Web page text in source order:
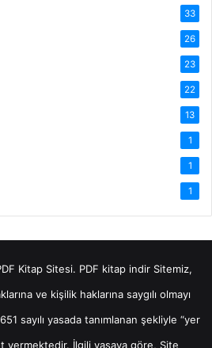
33
26
23
22
13
1
1
1
Kitap Sitesi. PDF kitap indirSitemiz,
ve kişilik haklarına saygılı olmayı
sayılı yasada tanımlanan şekliyle “yer
vermektedir. İlgili yasaya göre, Site